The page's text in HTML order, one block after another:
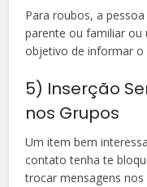
Para roubos, a
parente ou familiar ou
objetivo de informar o
5) Inserção
nos Grupos
Um item bem
contato tenha te
trocar mensagens